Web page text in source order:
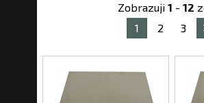
Zobrazuji 1 - 12
1
2 3